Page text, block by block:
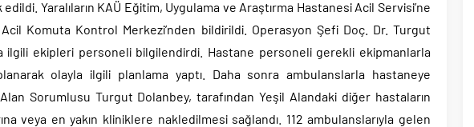
Yaralıların KAÜ Eğitim, Uygulama ve Araştırma Hastanesi Acil Servisi’ne
Komuta Kontrol Merkezi’nden bildirildi. Operasyon Şefi Doç. Dr. Turgut
ilgili ekipleri personeli bilgilendirdi. Hastane personeli gerekli ekipmanlarla
olayla ilgili planlama yaptı. Daha sonra ambulanslarla hastaneye
Sorumlusu Turgut Dolanbey, tarafından Yeşil Alandaki diğer hastaların
veya en yakın kliniklere nakledilmesi sağlandı. 112 ambulanslarıyla gelen